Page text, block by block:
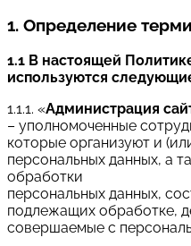
1. Определение
1.1 В настоящей
используются
1.1.1. «Администрация
– уполномоченные
которые организуют и
персональных данных, а
обработки
персональных данных,
подлежащих обработке,
совершаемые с